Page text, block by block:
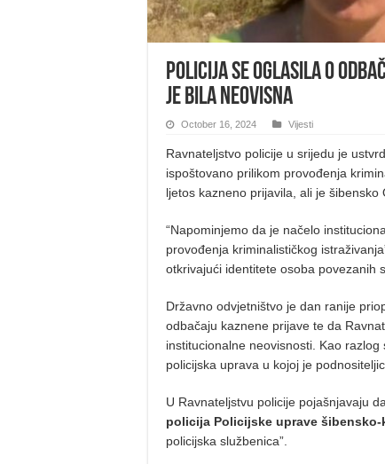
Policija se oglasila o
je bila neovisna
October 16, 2024 Vijesti
Ravnateljstvo policije u srijedu je
ispoštovano prilikom provođenja
ljetos kazneno prijavila, ali je
“Napominjemo da je načelo
provođenja kriminalističkog
otkrivajući identitete osoba povezanih
Državno odvjetništvo je dan ranije
odbačaju kaznene prijave te da
institucionalne neovisnosti. Kao
policijska uprava u kojoj je
U Ravnateljstvu policije pojašnjavaju
policija Policijske uprave
policijska službenica”.